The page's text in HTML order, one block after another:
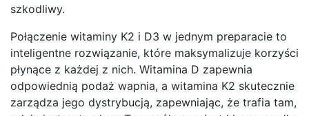
szkodliwy.
Połączenie witaminy K2 i D3 w jednym preparacie to
inteligentne rozwiązanie, które maksymalizuje korzyści
płynące z każdej z nich. Witamina D zapewnia
odpowiednią podaż wapnia, a witamina K2 skutecznie
zarządza jego dystrybucją, zapewniając, że trafia tam,